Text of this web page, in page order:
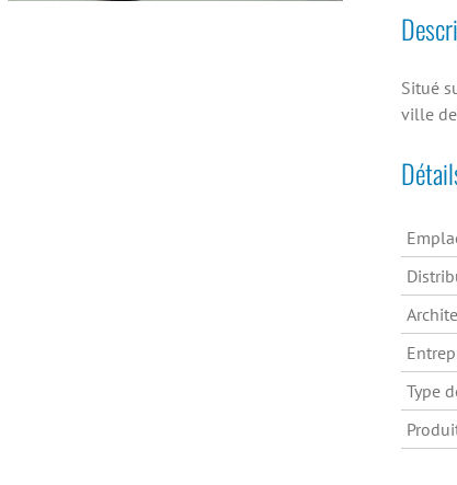
Situé
ville
Type